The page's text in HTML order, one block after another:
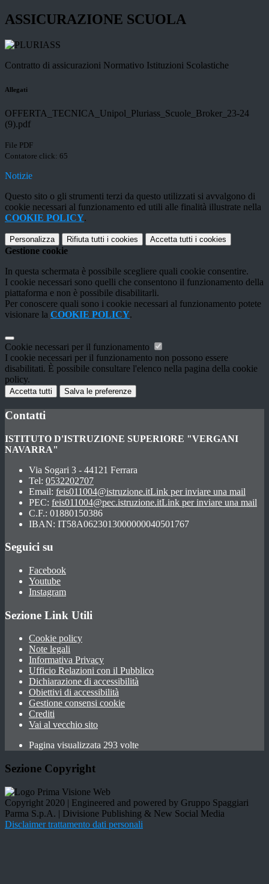
ASSICURAZIONE SCUOLA
Contratto di assicurazioni Normativo Istituzioni Scolastiche
Allegati
OFFERTA_TECNICA_Unipol_Pluriass_Scuole_Broker_23-24
(9).pdf
File PDF
Contatore click: 65
Notizie
Questo sito o gli strumenti terzi da questo utilizzati si avvalgono di
cookie necessari al funzionamento ed utili alle finalità illustrate nella
COOKIE POLICY.
Personalizza Rifiuta tutti i cookies Accetta tutti i cookies
Gestione cookie
In questa schermata è possibile scegliere quali cookie consentire.
I cookie necessari sono quelli che consentono il funzionamento della
piattaforma e non è possibile disabilitarli.
Per conoscere quali sono i cookie necessari al funzionamento potete
visionare la COOKIE POLICY.
Cookie necessari per il funzionamento
I cookie necessari per il funzionamento non possono essere
disabilitati. È possibile consultare l'elenco nella pagina della cookie
policy.
Accetta tutti Salva le preferenze
Contatti
ISTITUTO D'ISTRUZIONE SUPERIORE "VERGANI
NAVARRA"
Via Sogari 3 - 44121 Ferrara
Tel: 0532202707
Email: feis011004@istruzione.itLink per inviare una mail
PEC: feis011004@pec.istruzione.itLink per inviare una mail
C.F.: 01880150386
IBAN: IT58A0623013000000040501767
Seguici su
Facebook
Youtube
Instagram
Sezione Link Utili
Cookie policy
Note legali
Informativa Privacy
Ufficio Relazioni con il Pubblico
Dichiarazione di accessibilità
Obiettivi di accessibilità
Gestione consensi cookie
Crediti
Vai al vecchio sito
Pagina visualizzata 293 volte
Sezione Copyright
Copyright 2020 | Engineered and powered by Gruppo Spaggiari
Parma S.p.A. | Divisione Publishing & New Social Media
Disclaimer trattamento dati personali